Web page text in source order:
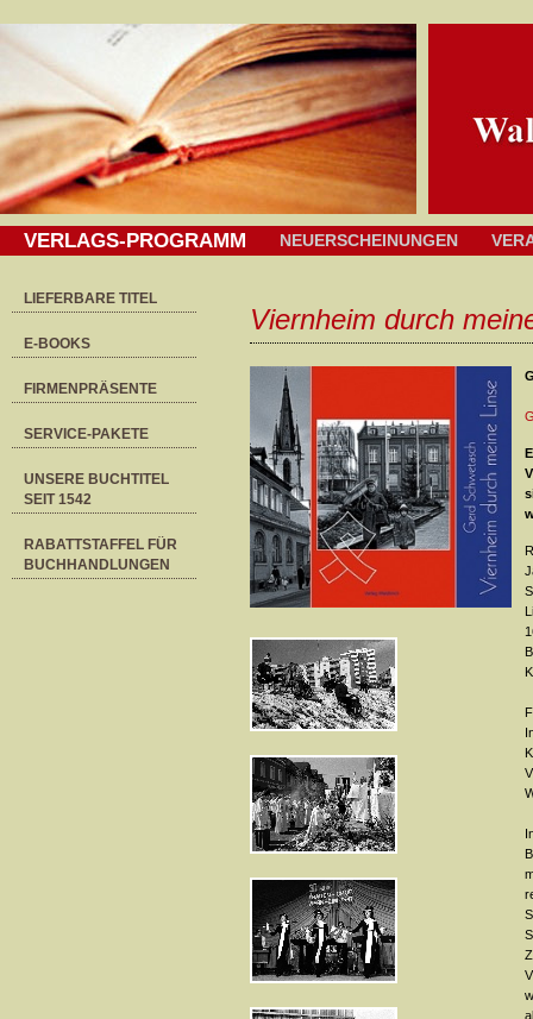
VERLAGS-PROGRAMM NEUERSCHEINUNGEN
LIEFERBARE TITEL
E-BOOKS
FIRMENPRÄSENTE
SERVICE-PAKETE
UNSERE BUCHTITEL
SEIT 1542
RABATTSTAFFEL FÜR
BUCHHANDLUNGEN
Viernheim durch